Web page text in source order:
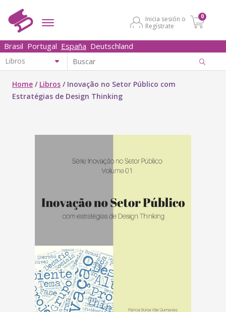
Inicia sesión o
Regístrate
0
Brasil Portugal España Deutschland
Home / Libros / Inovação no Setor Público com
Estratégias de Design Thinking